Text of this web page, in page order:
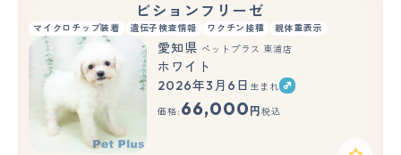
ビションフリーゼ
マイクロチップ装着 遺伝子検査情報 ワクチン接種 親体重表示
愛知県 ペットプラス 東浦店
ホワイト
2026年3月6日 生まれ
価格: 66,000 円 税込